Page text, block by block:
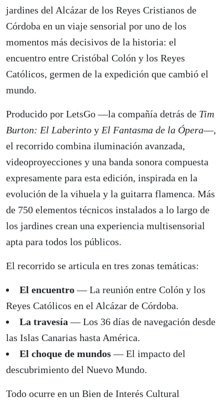
jardines del Alcázar de los Reyes Cristianos de
Córdoba en un viaje sensorial por uno de los
momentos más decisivos de la historia: el
encuentro entre Cristóbal Colón y los Reyes
Católicos, germen de la expedición que cambió el
mundo.
Producido por LetsGo —la compañía detrás de Tim
Burton: El Laberinto y El Fantasma de la Ópera—,
el recorrido combina iluminación avanzada,
videoproyecciones y una banda sonora compuesta
expresamente para esta edición, inspirada en la
evolución de la vihuela y la guitarra flamenca. Más
de 750 elementos técnicos instalados a lo largo de
los jardines crean una experiencia multisensorial
apta para todos los públicos.
El recorrido se articula en tres zonas temáticas:
El encuentro— La reunión entre Colón y los
Reyes Católicos en el Alcázar de Córdoba.
La travesía — Los 36 días de navegación desde
las Islas Canarias hasta América.
El choque de mundos— El impacto del
descubrimiento del Nuevo Mundo.
Todo ocurre en un Bien de Interés Cultural